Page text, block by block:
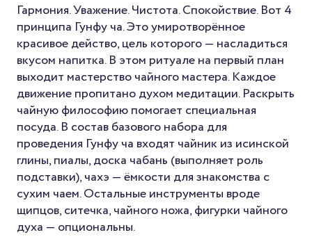
Гармония. Уважение. Чистота. Спокойствие. Вот 4
принципа Гунфу ча. Это умиротворённое
красивое действо, цель которого — насладиться
вкусом напитка. В этом ритуале на первый план
выходит мастерство чайного мастера. Каждое
движение пропитано духом медитации. Раскрыть
чайную философию помогает специальная
посуда. В состав базового набора для
проведения Гунфу ча входят чайник из исинской
глины, пиалы, доска чабань (выполняет роль
подставки), чахэ — ёмкости для знакомства с
сухим чаем. Остальные инструменты вроде
щипцов, ситечка, чайного ножа, фигурки чайного
духа — опциональны.